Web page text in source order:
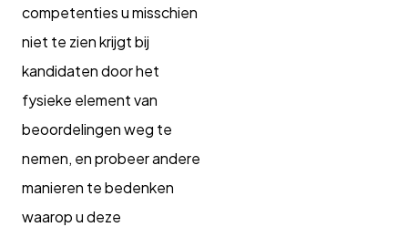
competenties u misschien
niet te zien krijgt bij
kandidaten door het
fysieke element van
beoordelingen weg te
nemen, en probeer andere
manieren te bedenken
waarop u deze